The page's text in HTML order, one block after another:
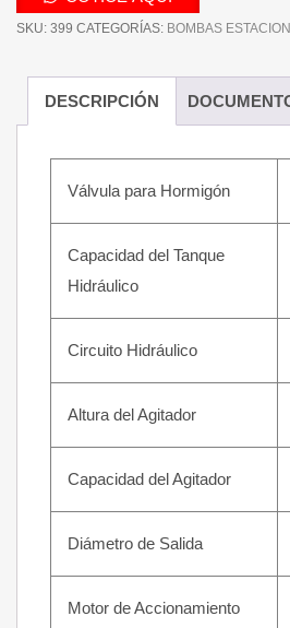
SKU: 399 CATEGORÍAS: BOMBAS
DESCRIPCIÓN
Válvula para Hormigón
Capacidad del Tanque
Hidráulico
Circuito Hidráulico
Altura del Agitador
Capacidad del Agitador
Diámetro de Salida
Motor de Accionamiento